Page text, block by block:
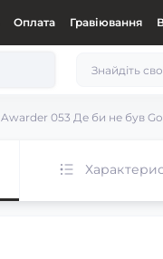
Оплата Гравіювання
Awarder 053 Де би не був